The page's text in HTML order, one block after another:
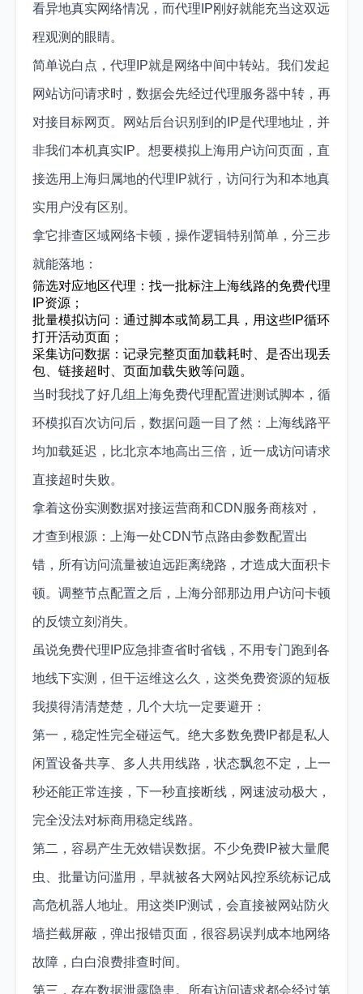
看异地真实网络情况，而代理IP刚好就能充当这双远
程观测的眼睛。
简单说白点，代理IP就是网络中间中转站。我们发起
网站访问请求时，数据会先经过代理服务器中转，再
对接目标网页。网站后台识别到的IP是代理地址，并
非我们本机真实IP。想要模拟上海用户访问页面，直
接选用上海归属地的代理IP就行，访问行为和本地真
实用户没有区别。
拿它排查区域网络卡顿，操作逻辑特别简单，分三步
就能落地：
筛选对应地区代理：找一批标注上海线路的免费代理
IP资源；
批量模拟访问：通过脚本或简易工具，用这些IP循环
打开活动页面；
采集访问数据：记录完整页面加载耗时、是否出现丢
包、链接超时、页面加载失败等问题。
当时我找了好几组上海免费代理配置进测试脚本，循
环模拟百次访问后，数据问题一目了然：上海线路平
均加载延迟，比北京本地高出三倍，近一成访问请求
直接超时失败。
拿着这份实测数据对接运营商和CDN服务商核对，
才查到根源：上海一处CDN节点路由参数配置出
错，所有访问流量被迫远距离绕路，才造成大面积卡
顿。调整节点配置之后，上海分部那边用户访问卡顿
的反馈立刻消失。
虽说免费代理IP应急排查省时省钱，不用专门跑到各
地线下实测，但干运维这么久，这类免费资源的短板
我摸得清清楚楚，几个大坑一定要避开：
第一，稳定性完全碰运气。绝大多数免费IP都是私人
闲置设备共享、多人共用线路，状态飘忽不定，上一
秒还能正常连接，下一秒直接断线，网速波动极大，
完全没法对标商用稳定线路。
第二，容易产生无效错误数据。不少免费IP被大量爬
虫、批量访问滥用，早就被各大网站风控系统标记成
高危机器人地址。用这类IP测试，会直接被网站防火
墙拦截屏蔽，弹出报错页面，很容易误判成本地网络
故障，白白浪费排查时间。
第三，存在数据泄露隐患。所有访问请求都会经过第